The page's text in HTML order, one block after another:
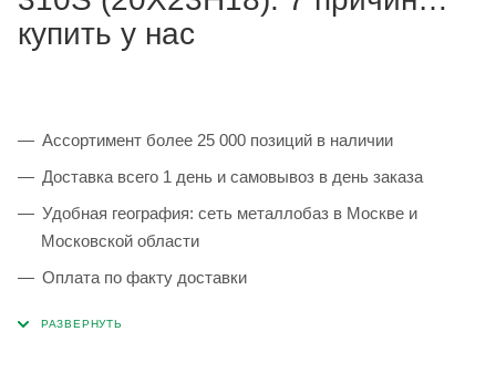
купить у нас
Ассортимент более 25 000 позиций в наличии
Доставка всего 1 день и самовывоз в день заказа
Удобная география: сеть металлобаз в Москве и
Московской области
Оплата по факту доставки